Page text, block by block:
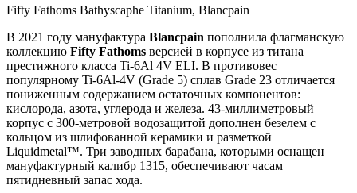
Fifty Fathoms Bathyscaphe Titanium, Blancpain
В 2021 году мануфактура Blancpain пополнила флагманскую
коллекцию Fifty Fathoms версией в корпусе из титана
престижного класса Ti-6Al 4V ELI. В противовес
популярному Ti-6Al-4V (Grade 5) сплав Grade 23 отличается
пониженным содержанием остаточных компонентов:
кислорода, азота, углерода и железа. 43-миллиметровый
корпус с 300-метровой водозащитой дополнен безелем с
кольцом из шлифованной керамики и разметкой
Liquidmetal™. Три заводных барабана, которыми оснащен
мануфактурный калибр 1315, обеспечивают часам
пятидневный запас хода.